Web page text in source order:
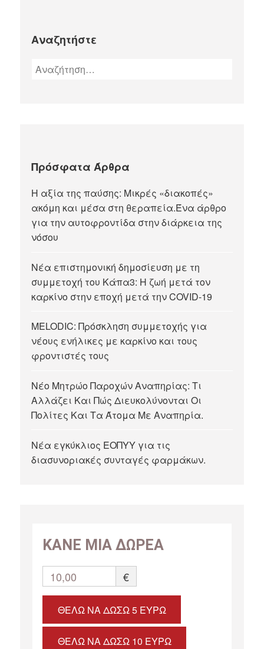
Αναζητήστε
Αναζήτηση
Πρόσφατα Άρθρα
Η αξία της παύσης: Μικρές «διακοπές»
ακόμη και μέσα στη θεραπεία.Ένα άρθρο
για την αυτοφροντίδα στην διάρκεια της
νόσου
Νέα επιστημονική δημοσίευση με τη
συμμετοχή του Κάπα3: Η ζωή μετά τον
καρκίνο στην εποχή μετά την COVID-19
MELODIC: Πρόσκληση συμμετοχής για
νέους ενήλικες με καρκίνο και τους
φροντιστές τους
Νέο Μητρώο Παροχών Αναπηρίας: Τι
Αλλάζει Και Πώς Διευκολύνονται Οι
Πολίτες Και Τα Άτομα Με Αναπηρία.
Νέα εγκύκλιος ΕΟΠΥΥ για τις
διασυνοριακές συνταγές φαρμάκων.
ΚΑΝΕ ΜΙΑ ΔΩΡΕΑ
10,00 €
ΘΈΛΩ ΝΑ ΔΏΣΩ 5 ΕΥΡΏ
ΘΈΛΩ ΝΑ ΔΏΣΩ 10 ΕΥΡΏ